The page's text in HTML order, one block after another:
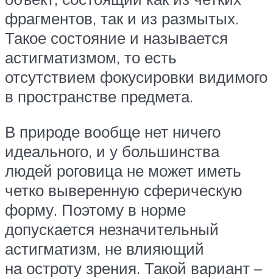
фрагментов, так и из размытых.
Такое состояние и называется
астигматизмом, то есть
отсутствием фокусировки видимого
в пространстве предмета.
В природе вообще нет ничего
идеального, и у большинства
людей роговица не может иметь
четко выверенную сферическую
форму. Поэтому в норме
допускается незначительный
астигматизм, не влияющий
на остроту зрения. Такой вариант –